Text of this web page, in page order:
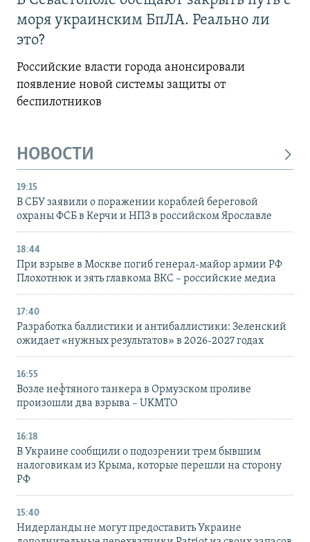
моря украинским БпЛА. Реально ли
это?
Российские власти города анонсировали
появление новой системы защиты от
беспилотников
НОВОСТИ
19:15
В СБУ заявили о поражении кораблей береговой
охраны ФСБ в Керчи и НПЗ в российском Ярославле
18:44
При взрыве в Москве погиб генерал-майор армии РФ
Плохотнюк и зять главкома ВКС – российские медиа
17:40
Разработка баллистики и антибаллистики: Зеленский
ожидает «нужных результатов» в 2026-2027 годах
16:55
Возле нефтяного танкера в Ормузском проливе
произошли два взрыва – UKMTO
16:18
В Украине сообщили о подозрении трем бывшим
налоговикам из Крыма, которые перешли на сторону
РФ
15:40
Нидерланды не могут предоставить Украине